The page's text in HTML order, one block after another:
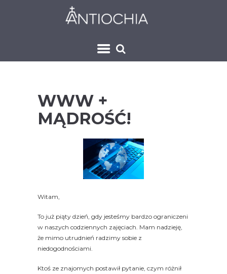
WWW +
MĄDROŚĆ!
Witam,
To już piąty dzień, gdy jesteśmy bardzo ograniczeni
w naszych codziennych zajęciach. Mam nadzieję,
że mimo utrudnień radzimy sobie z
niedogodnościami.
Ktoś ze znajomych postawił pytanie, czym różnił